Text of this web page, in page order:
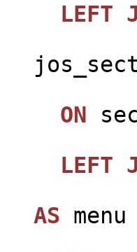
LEFT
ON
LEFT
AS menu